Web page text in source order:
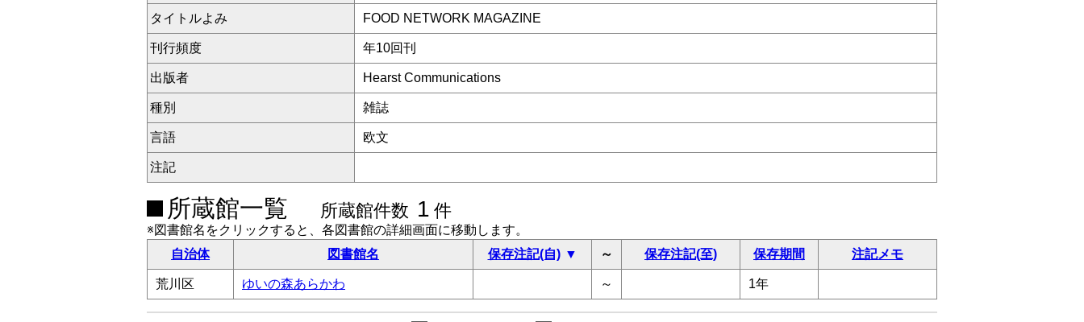
タイトルよみ FOOD NETWORK MAGAZINE
刊行頻度 年10回刊
出版者 Hearst Communications
種別 雑誌
言語 欧文
注記
所蔵館一覧 所蔵館件数 1 件
※図書館名をクリックすると、各図書館の詳細画面に移動します。
自治体
図書館名 保存注記(自) ～ 保存注記(至) 保存期間 注記メモ
荒川区 ゆいの森あらかわ ～ 1年